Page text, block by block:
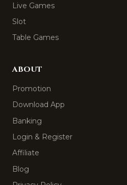
Live Games
Slot
Table Games
ABOUT
Promotion
Download App
Banking
Login & Register
Affiliate
Blog